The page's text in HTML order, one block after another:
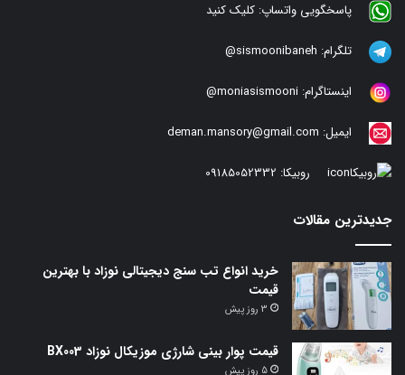
پاسخگویی واتساپ: کلیک کنید
تلگرام: sismoonibaneh@
اینستاگرام: moniasismooni@
ایمیل: deman.mansory@gmail.com
روبیکا: 09185052332
جدیدترین مقالات
خرید انواع تب سنج دیجیتالی نوزاد با بهترین
قیمت
3 روز پیش
قیمت پوار بینی شارژی موزیکال نوزاد BX003
5 روز پیش